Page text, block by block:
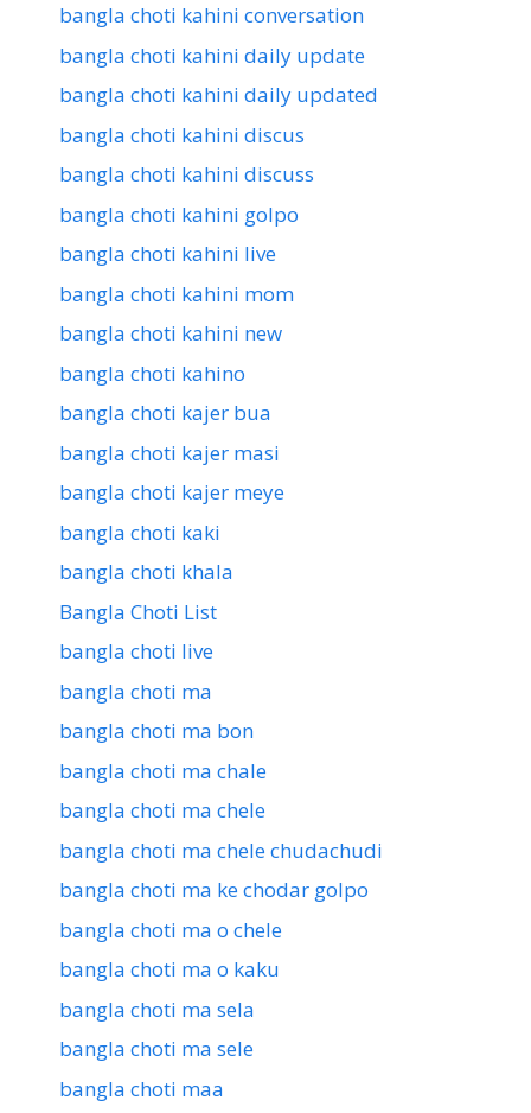
bangla choti kahini conversation
bangla choti kahini daily update
bangla choti kahini daily updated
bangla choti kahini discus
bangla choti kahini discuss
bangla choti kahini golpo
bangla choti kahini live
bangla choti kahini mom
bangla choti kahini new
bangla choti kahino
bangla choti kajer bua
bangla choti kajer masi
bangla choti kajer meye
bangla choti kaki
bangla choti khala
Bangla Choti List
bangla choti live
bangla choti ma
bangla choti ma bon
bangla choti ma chale
bangla choti ma chele
bangla choti ma chele chudachudi
bangla choti ma ke chodar golpo
bangla choti ma o chele
bangla choti ma o kaku
bangla choti ma sela
bangla choti ma sele
bangla choti maa